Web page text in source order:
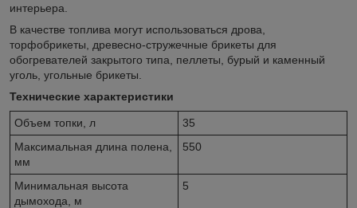
интерьера.
В качестве топлива могут использоваться дрова,
торфобрикеты, древесно-стружечные брикеты для
обогревателей закрытого типа, пеллеты, бурый и каменный
уголь, угольные брикеты.
Технические характеристики
Объем топки, л
35
Максимальная длина полена,
мм
550
Минимальная высота
дымохода, м
5